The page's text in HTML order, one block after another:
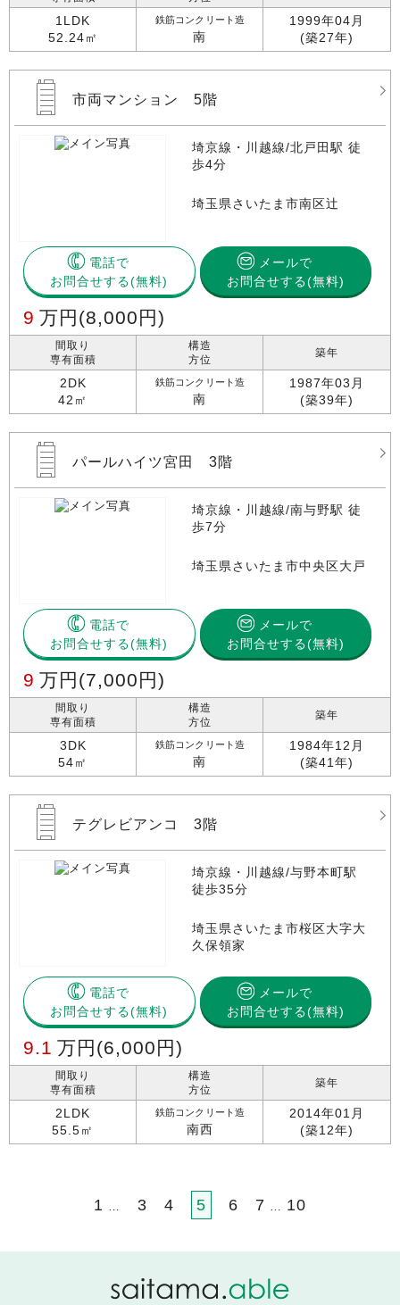
1LDK
52.24㎡
鉄筋コンクリート造
南
1999年04月
(築27年)
市両マンション 5階
埼京線・川越線/北戸田駅 徒
歩4分
埼玉県さいたま市南区辻
電話で
お問合せする
メールで
お問合せする(無料)
9 万円 (8,000円)
間取り
専有面積
2DK
42㎡
構造
方位
鉄筋コンクリート造
南
築年
1987年03月
(築39年)
パールハイツ宮田 3階
埼京線・川越線/南与野駅 徒
歩7分
埼玉県さいたま市中央区大戸
電話で
お問合せする
メールで
お問合せする(無料)
9 万円 (7,000円)
間取り
専有面積
3DK
54㎡
構造
方位
鉄筋コンクリート造
南
築年
1984年12月
(築41年)
テグレビアンコ 3階
埼京線・川越線/与野本町駅
徒歩35分
埼玉県さいたま市桜区大字大
久保領家
電話で
お問合せする
メールで
お問合せする(無料)
9.1 万円 (6,000円)
間取り
専有面積
2LDK
55.5㎡
構造
方位
鉄筋コンクリート造
南西
築年
2014年01月
(築12年)
1 … 3 4 5 6 7 … 10